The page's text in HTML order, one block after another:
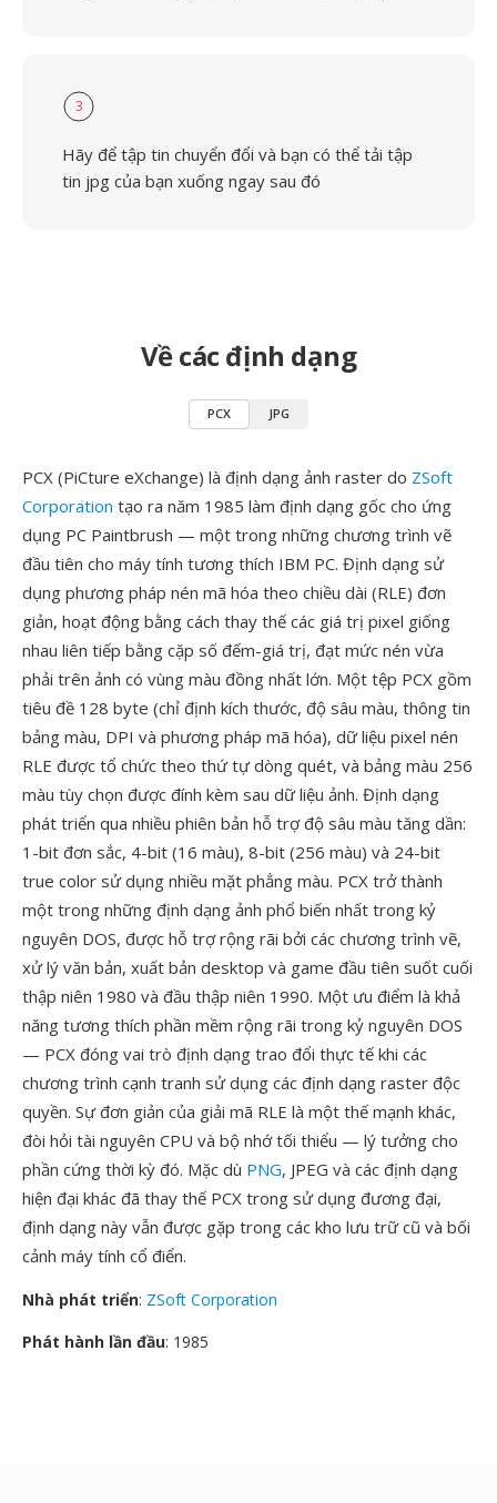
3
Hãy để tập tin chuyển đổi và bạn có thể tải tập
tin jpg của bạn xuống ngay sau đó
Về các định dạng
PCX JPG
PCX (PiCture eXchange) là định dạng ảnh raster do ZSoft
Corporation tạo ra năm 1985 làm định dạng gốc cho ứng
dụng PC Paintbrush — một trong những chương trình vẽ
đầu tiên cho máy tính tương thích IBM PC. Định dạng sử
dụng phương pháp nén mã hóa theo chiều dài (RLE) đơn
giản, hoạt động bằng cách thay thế các giá trị pixel giống
nhau liên tiếp bằng cặp số đếm-giá trị, đạt mức nén vừa
phải trên ảnh có vùng màu đồng nhất lớn. Một tệp PCX gồm
tiêu đề 128 byte (chỉ định kích thước, độ sâu màu, thông tin
bảng màu, DPI và phương pháp mã hóa), dữ liệu pixel nén
RLE được tổ chức theo thứ tự dòng quét, và bảng màu 256
màu tùy chọn được đính kèm sau dữ liệu ảnh. Định dạng
phát triển qua nhiều phiên bản hỗ trợ độ sâu màu tăng dần:
1-bit đơn sắc, 4-bit (16 màu), 8-bit (256 màu) và 24-bit
true color sử dụng nhiều mặt phẳng màu. PCX trở thành
một trong những định dạng ảnh phổ biến nhất trong kỷ
nguyên DOS, được hỗ trợ rộng rãi bởi các chương trình vẽ,
xử lý văn bản, xuất bản desktop và game đầu tiên suốt cuối
thập niên 1980 và đầu thập niên 1990. Một ưu điểm là khả
năng tương thích phần mềm rộng rãi trong kỷ nguyên DOS
— PCX đóng vai trò định dạng trao đổi thực tế khi các
chương trình cạnh tranh sử dụng các định dạng raster độc
quyền. Sự đơn giản của giải mã RLE là một thế mạnh khác,
đòi hỏi tài nguyên CPU và bộ nhớ tối thiểu — lý tưởng cho
phần cứng thời kỳ đó. Mặc dù PNG, JPEG và các định dạng
hiện đại khác đã thay thế PCX trong sử dụng đương đại,
định dạng này vẫn được gặp trong các kho lưu trữ cũ và bối
cảnh máy tính cổ điển.
Nhà phát triển: ZSoft Corporation
Phát hành lần đầu: 1985